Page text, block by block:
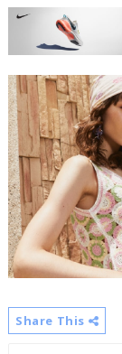
Share This